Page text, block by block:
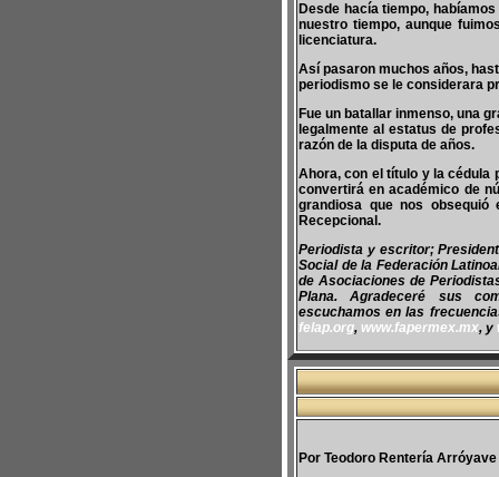
Desde hacía tiempo,
nuestro tiempo, aunque
licenciatura.
Así pasaron muchos años,
periodismo se le considerara
Fue un batallar inmenso, una
legalmente al estatus de
razón de la disputa de años.
Ahora, con el título y la cédula
convertirá en académico de
grandiosa que nos
Recepcional.
Periodista y escritor;
Social de la Federación
de Asociaciones de
Plana. Agradeceré sus
escuchamos en las
felap.org, www.fapermex.mx, y
Por Teodoro Rentería Arróyave